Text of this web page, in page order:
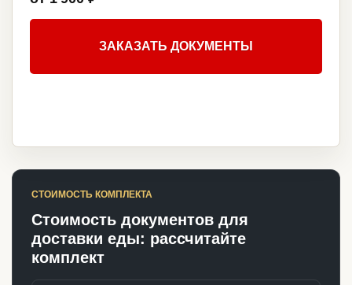
ЗАКАЗАТЬ ДОКУМЕНТЫ
СТОИМОСТЬ КОМПЛЕКТА
Стоимость документов для
доставки еды: рассчитайте
комплект